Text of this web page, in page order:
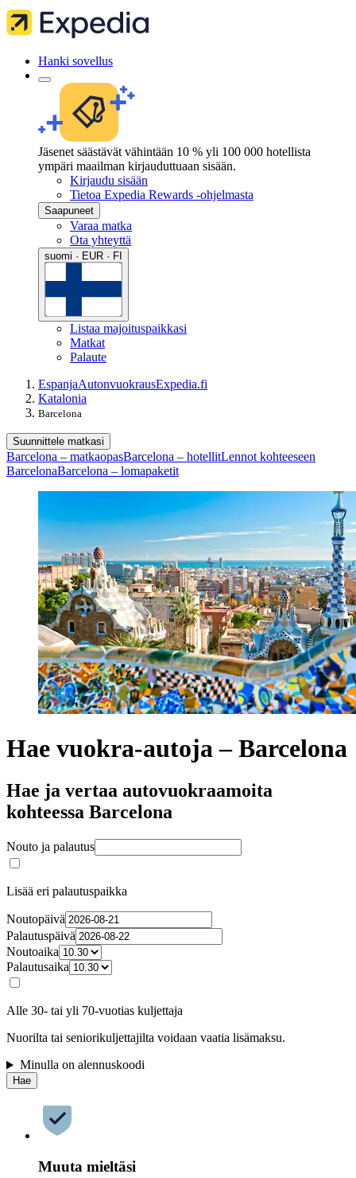
Hanki sovellus
Jäsenet säästävät vähintään 10 % yli 100 000 hotellista
ympäri maailman kirjauduttuaan sisään.
Kirjaudu sisään
Tietoa Expedia Rewards -ohjelmasta
Saapuneet
Varaa matka
Ota yhteyttä
suomi · EUR · FI
Listaa majoituspaikkasi
Matkat
Palaute
EspanjaAutonvuokrausExpedia.fi
Katalonia
Barcelona
Suunnittele matkasi
Barcelona – matkaopasBarcelona – hotellitLennot kohteeseen
BarcelonaBarcelona – lomapaketit
Hae vuokra-autoja – Barcelona
Hae ja vertaa autovuokraamoita
kohteessa Barcelona
Nouto ja palautus
Lisää eri palautuspaikka
Noutopäivä
Palautuspäivä
Noutoaika
Palautusaika
Alle 30- tai yli 70-vuotias kuljettaja
Nuorilta tai seniorikuljettajilta voidaan vaatia lisämaksu.
Minulla on alennuskoodi
Hae
Muuta mieltäsi